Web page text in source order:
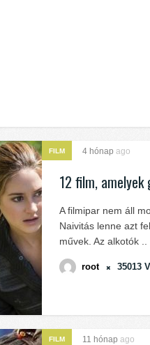
FILM 4 hónap ago
12 film, amelyek
A filmipar nem áll
Naivitás lenne azt
művek. Az alkotók ..
root 35013
FILM 11 hónap ago